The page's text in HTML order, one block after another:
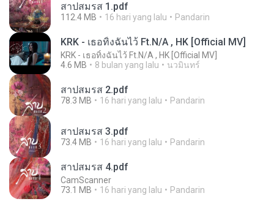
สาปสมรส 1.pdf
112.4 MB 16 hari yang lalu Pandarin
KRK - เธอทิ้งฉันไว้ Ft.N/A , HK [Official MV]
KRK - เธอทิ้งฉันไว้ Ft.N/A , HK [Official MV]
4.6 MB
8 bulan yang lalu นวมินทร์
สาปสมรส 2.pdf
78.3 MB 16 hari yang lalu Pandarin
สาปสมรส 3.pdf
73.4 MB 16 hari yang lalu Pandarin
สาปสมรส 4.pdf
CamScanner
73.1 MB
16 hari yang lalu Pandarin